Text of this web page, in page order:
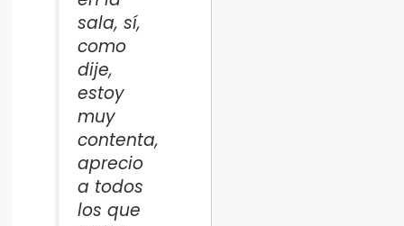
sala, sí,
como
dije,
estoy
muy
contenta,
aprecio
a todos
los que